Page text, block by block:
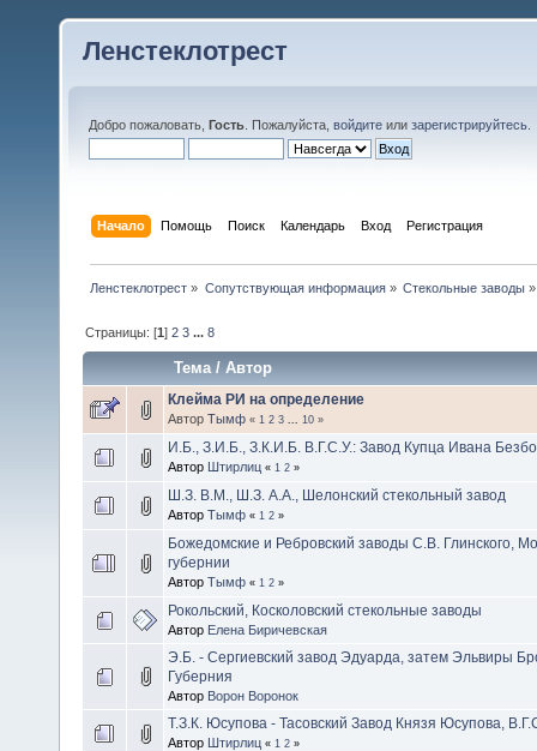
Ленстеклотрест
Добро пожаловать, Гость . Пожалуйста, войдите или зарегистрируйтесь
Начало Помощь Поиск Календарь Вход Регистрация
Ленстеклотрест » Сопутствующая информация» Стекольные заводы»
Страницы: [1]2 3 ...8
Тема/Автор
Клейма РИ на определение
Автор Тымф « 1 2 3 10 »
И.Б., З.И.Б., З.К.И.Б. В.Г.С.У.: Завод Купца Ивана
Автор Штирлиц « 1 2 »
Ш.З. В.М., Ш.З. А.А., Шелонский стекольный завод
Автор Тымф « 1 2 »
Божедомские и Ребровский заводы С.В. Глинского,
губернии
Автор Тымф « 1 2 »
Рокольский, Косколовский стекольные заводы
Автор Елена Биричевская
Э.Б. - Сергиевский завод Эдуарда, затем Эльвиры
Губерния
Автор Ворон Воронок
Т.З.К. Юсупова - Тасовский Завод Князя Юсупова,
Автор Штирлиц « 1 2 »